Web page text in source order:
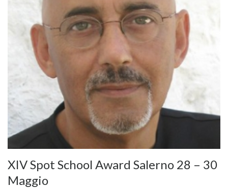
XIV Spot School Award Salerno 28 – 30
Maggio